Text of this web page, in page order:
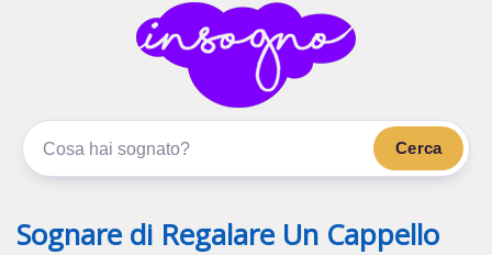
inSogno.com
I sogni significano di più
Cerca
Sognare di Regalare Un Cappello